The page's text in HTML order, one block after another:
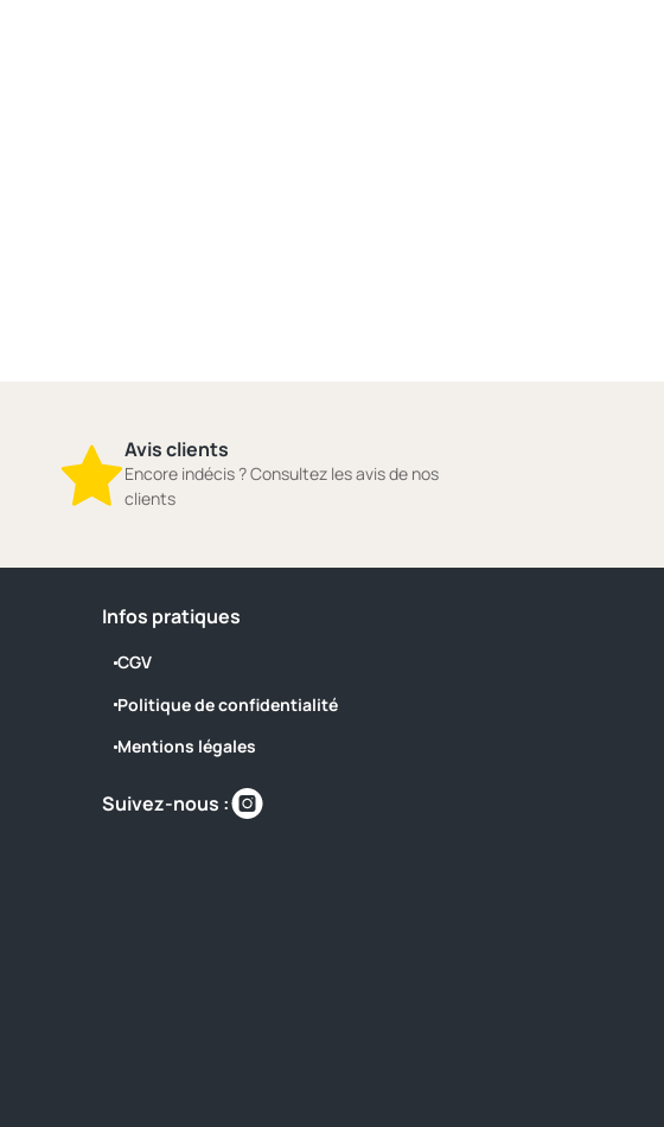
Avis clients
Encore indécis ? Consultez les avis de nos
clients
Infos pratiques
CGV
Politique de confidentialité
Mentions légales
Suivez-nous :